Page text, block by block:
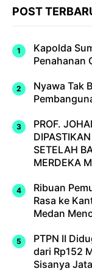
POST
Kapolda
Penahanan
Nyawa Tak
PROF.
SETELAH
MERDEKA
Ribuan
Rasa ke
Medan
PTPN II
dari Rp152
Sisanya